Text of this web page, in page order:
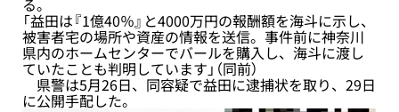
「益田は『1億40％』と4000万円の報酬額を海斗に示し、
被害者宅の場所や資産の情報を送信。事件前に神奈川
県内のホームセンターでバールを購入し、海斗に渡し
ていたことも判明しています」（同前）
県警は5月26日、同容疑で益田に逮捕状を取り、29日
に公開手配した。